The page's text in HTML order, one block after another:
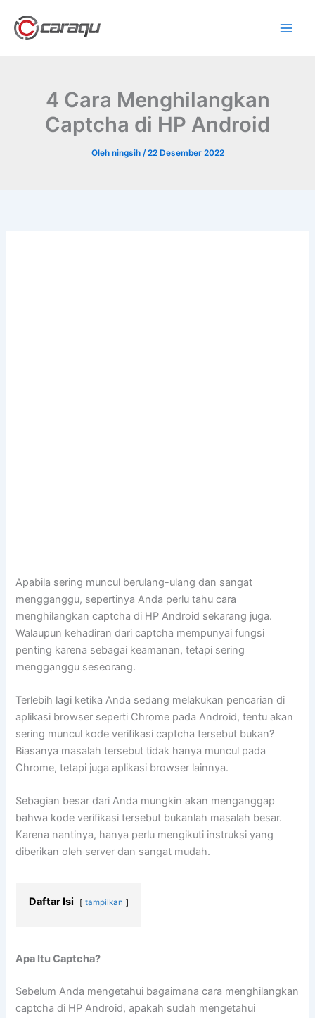
konten
4 Cara Menghilangkan
Captcha di HP Android
Oleh ningsih /22 Desember 2022
Apabila sering muncul berulang-ulang dan sangat
mengganggu, sepertinya Anda perlu tahu cara
menghilangkan captcha di HP Android sekarang juga.
Walaupun kehadiran dari captcha mempunyai fungsi
penting karena sebagai keamanan, tetapi sering
mengganggu seseorang.
Terlebih lagi ketika Anda sedang melakukan pencarian di
aplikasi browser seperti Chrome pada Android, tentu akan
sering muncul kode verifikasi captcha tersebut bukan?
Biasanya masalah tersebut tidak hanya muncul pada
Chrome, tetapi juga aplikasi browser lainnya.
Sebagian besar dari Anda mungkin akan menganggap
bahwa kode verifikasi tersebut bukanlah masalah besar.
Karena nantinya, hanya perlu mengikuti instruksi yang
diberikan oleh server dan sangat mudah.
Daftar Isi tampilkan
Apa Itu Captcha?
Sebelum Anda mengetahui bagaimana cara menghilangkan
captcha di HP Android, apakah sudah mengetahui